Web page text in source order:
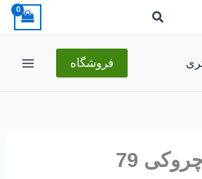
فروشگاه
79